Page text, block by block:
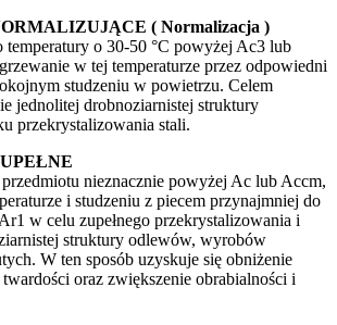
( Normalizacja )
temperatury o 30-50 °C powyżej Ac3 lub
w tej temperaturze przez odpowiedni
studzeniu w powietrzu. Celem
jednolitej drobnoziarnistej struktury
przekrystalizowania stali.
nieznacznie powyżej Ac lub Accm,
i studzeniu z piecem przynajmniej do
w celu zupełnego przekrystalizowania i
struktury odlewów, wyrobów
W ten sposób uzyskuje się obniżenie
twardości oraz zwiększenie obrabialności i